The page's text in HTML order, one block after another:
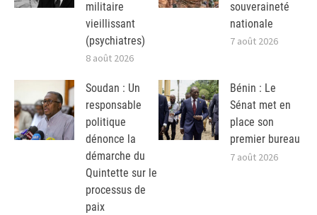
militaire
vieillissant
(psychiatres)
8 août 2026
souveraineté
nationale
7 août 2026
Soudan : Un
responsable
politique
dénonce la
démarche du
Quintette sur le
processus de
paix
Bénin : Le
Sénat met en
place son
premier bureau
7 août 2026